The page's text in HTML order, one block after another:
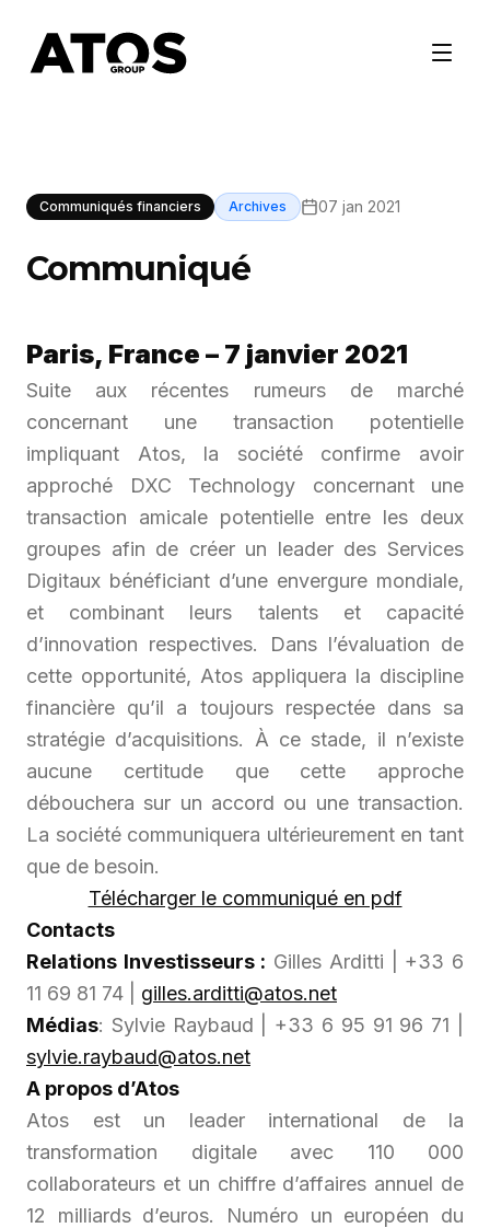
Communiqués financiers Archives 07 jan 2021
Communiqué
Paris, France – 7 janvier 2021
Suite aux récentes rumeurs de marché
concernant une transaction potentielle
impliquant Atos, la société confirme avoir
approché DXC Technology concernant une
transaction amicale potentielle entre les deux
groupes afin de créer un leader des Services
Digitaux bénéficiant d’une envergure mondiale,
et combinant leurs talents et capacité
d’innovation respectives. Dans l’évaluation de
cette opportunité, Atos appliquera la discipline
financière qu’il a toujours respectée dans sa
stratégie d’acquisitions. À ce stade, il n’existe
aucune certitude que cette approche
débouchera sur un accord ou une transaction.
La société communiquera ultérieurement en tant
que de besoin.
Télécharger le communiqué en pdf
Contacts
Relations Investisseurs : Gilles Arditti | +33 6
11 69 81 74 | gilles.arditti@atos.net
Médias: Sylvie Raybaud | +33 6 95 91 96 71 |
sylvie.raybaud@atos.net
A propos d’Atos
Atos est un leader international de la
transformation digitale avec 110 000
collaborateurs et un chiffre d’affaires annuel de
12 milliards d’euros. Numéro un européen du